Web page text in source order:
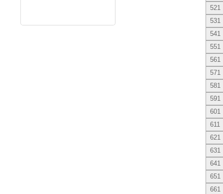
521
531
541
551
561
571
581
591
601
611
621
631
641
651
661